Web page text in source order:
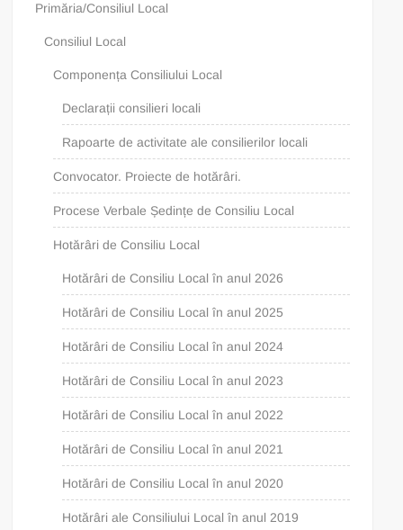
Primăria/Consiliul Local
Consiliul Local
Componența Consiliului Local
Declarații consilieri locali
Rapoarte de activitate ale consilierilor locali
Convocator. Proiecte de hotărâri.
Procese Verbale Ședințe de Consiliu Local
Hotărâri de Consiliu Local
Hotărâri de Consiliu Local în anul 2026
Hotărâri de Consiliu Local în anul 2025
Hotărâri de Consiliu Local în anul 2024
Hotărâri de Consiliu Local în anul 2023
Hotărâri de Consiliu Local în anul 2022
Hotărâri de Consiliu Local în anul 2021
Hotărâri de Consiliu Local în anul 2020
Hotărâri ale Consiliului Local în anul 2019